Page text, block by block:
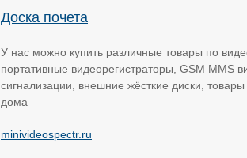
Доска почета
У нас можно купить различные товары по
портативные видеорегистраторы, GSM MMS
сигнализации, внешние жёсткие диски,
дома
minivideospectr.ru